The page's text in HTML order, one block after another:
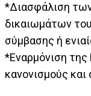
*Διασφάλιση
δικαιωμάτων
σύμβασης ή
*Εναρμόνιση
κανονισμούς και